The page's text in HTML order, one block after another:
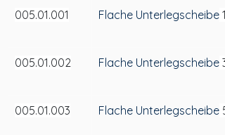
005.01.001 Flache Unterlegscheibe
005.01.002 Flache Unterlegscheibe
005.01.003 Flache Unterlegscheibe